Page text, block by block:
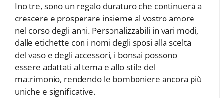
Inoltre, sono un regalo duraturo che continuerà a
crescere e prosperare insieme al vostro amore
nel corso degli anni. Personalizzabili in vari modi,
dalle etichette con i nomi degli sposi alla scelta
del vaso e degli accessori, i bonsai possono
essere adattati al tema e allo stile del
matrimonio, rendendo le bomboniere ancora più
uniche e significative.